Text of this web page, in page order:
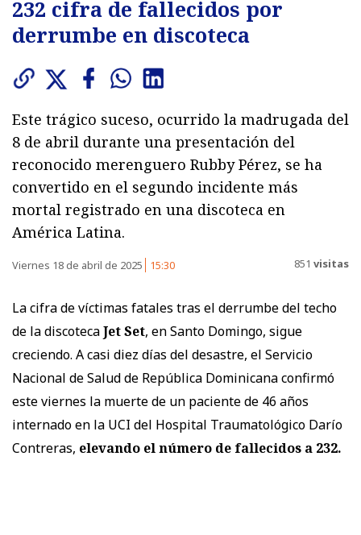
232 cifra de fallecidos por
derrumbe en discoteca
Este trágico suceso, ocurrido la madrugada del
8 de abril durante una presentación del
reconocido merenguero Rubby Pérez, se ha
convertido en el segundo incidente más
mortal registrado en una discoteca en
América Latina.
Viernes 18 de abril de 2025 15:30 851 visitas
La cifra de víctimas fatales tras el derrumbe del techo
de la discotecaJet Set, en Santo Domingo, sigue
creciendo. A casi diez días del desastre, el Servicio
Nacional de Salud de República Dominicana confirmó
este viernes la muerte de un paciente de 46 años
internado en la UCI del Hospital Traumatológico Darío
Contreras, elevando el número de fallecidos a 232.